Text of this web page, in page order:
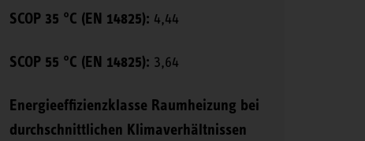
SCOP 35 °C (EN 14825): 4,44
SCOP 55 °C (EN 14825): 3,64
Energieeffizienzklasse Raumheizung bei
durchschnittlichen Klimaverhältnissen